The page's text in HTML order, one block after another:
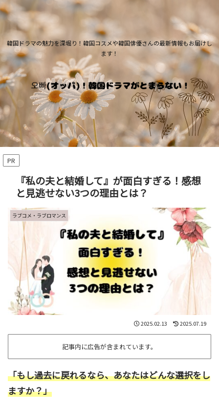
韓国ドラマの魅力を深堀り！韓国コスメや韓国俳優さんの最新情報もお届けし
ます！
PR
『私の夫と結婚して』が面白すぎる！感想
と見逃せない3つの理由とは？
ラブコメ・ラブロマンス
2025.02.13 2025.07.19
記事内に広告が含まれています。
「もし過去に戻れるなら、あなたはどんな選択をし
ますか？」